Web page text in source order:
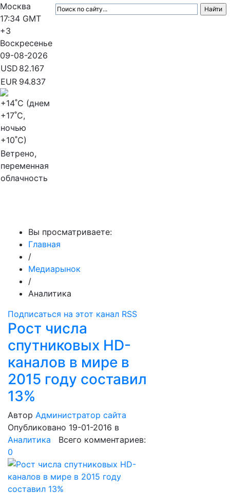
Москва
17:34 GMT
+3
Воскресенье
09-08-2026
USD 82.167
EUR 94.837
+14˚C (днем
+17˚C,
ночью
+10˚C)
Ветрено,
переменная
облачность
Вы просматриваете:
Главная
/
Медиарынок
/
Аналитика
Подписаться на этот канал RSS
Рост числа
спутниковых HD-
каналов в мире в
2015 году составил
13%
Автор Администратор сайта
Опубликовано 19-01-2016 в
Аналитика Всего комментариев:
0